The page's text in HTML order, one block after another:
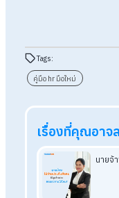
วันหยุดเพิ่ม 1 เท่าข
อยู่แล้ว) ส่วนพนักงา
ถาม : สูตร
ตอบ : ควรคำนวณเ
พนักงาน และสรุปภ